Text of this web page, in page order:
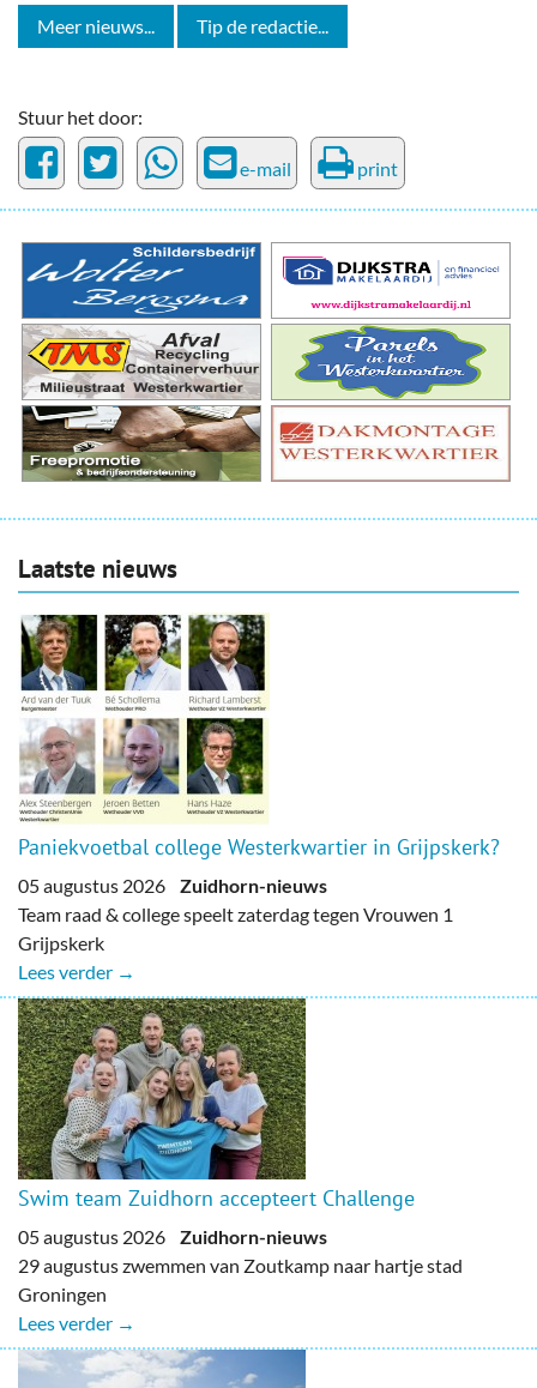
Meer nieuws... Tip de redactie...
Stuur het door:
e-mail print
Laatste nieuws
Paniekvoetbal college Westerkwartier in Grijpskerk?
05 augustus 2026 Zuidhorn-nieuws
Team raad & college speelt zaterdag tegen Vrouwen 1
Grijpskerk
Lees verder →
Swim team Zuidhorn accepteert Challenge
05 augustus 2026 Zuidhorn-nieuws
29 augustus zwemmen van Zoutkamp naar hartje stad
Groningen
Lees verder →